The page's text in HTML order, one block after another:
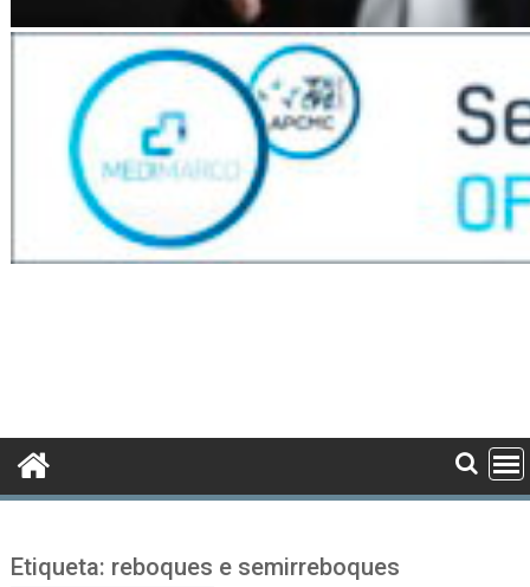
Etiqueta: reboques e semirreboques